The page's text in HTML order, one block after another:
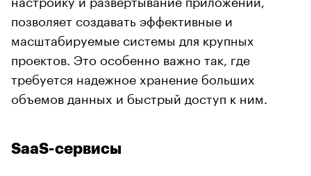
позволяет создавать эффективные и
масштабируемые системы для крупных
проектов. Это особенно важно так, где
требуется надежное хранение больших
объемов данных и быстрый доступ к ним.
SaaS-сервисы